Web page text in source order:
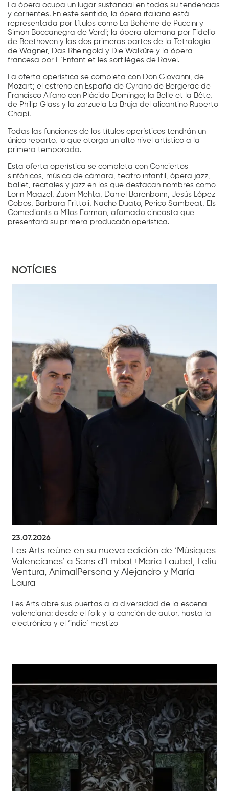
La ópera ocupa un lugar sustancial en todas su tendencias
y corrientes. En este sentido, la ópera italiana está
representada por títulos como La Bohème de Puccini y
Simon Boccanegra de Verdi; la ópera alemana por Fidelio
de Beethoven y las dos primeras partes de la Tetralogía
de Wagner, Das Rheingold y Die Walküre y la ópera
francesa por L ´Enfant et les sortilèges de Ravel.
La oferta operística se completa con Don Giovanni, de
Mozart; el estreno en España de Cyrano de Bergerac de
Francisco Alfano con Plácido Domingo; la Belle et la Bête,
de Philip Glass y la zarzuela La Bruja del alicantino Ruperto
Chapí.
Todas las funciones de los títulos operísticos tendrán un
único reparto, lo que otorga un alto nivel artístico a la
primera temporada.
Esta oferta operística se completa con Conciertos
sinfónicos, música de cámara, teatro infantil, ópera jazz,
ballet, recitales y jazz en los que destacan nombres como
Lorin Maazel, Zubin Mehta, Daniel Barenboim, Jesús López
Cobos, Barbara Frittoli, Nacho Duato, Perico Sambeat, Els
Comediants o Milos Forman, afamado cineasta que
presentará su primera producción operística.
NOTÍCIES
23.07.2026
Les Arts reúne en su nueva edición de ‘Músiques
Valencianes’ a Sons d’Embat+Maria Faubel, Feliu
Ventura, AnimalPersona y Alejandro y María
Laura
Les Arts abre sus puertas a la diversidad de la escena
valenciana: desde el folk y la canción de autor, hasta la
electrónica y el ‘indie’ mestizo